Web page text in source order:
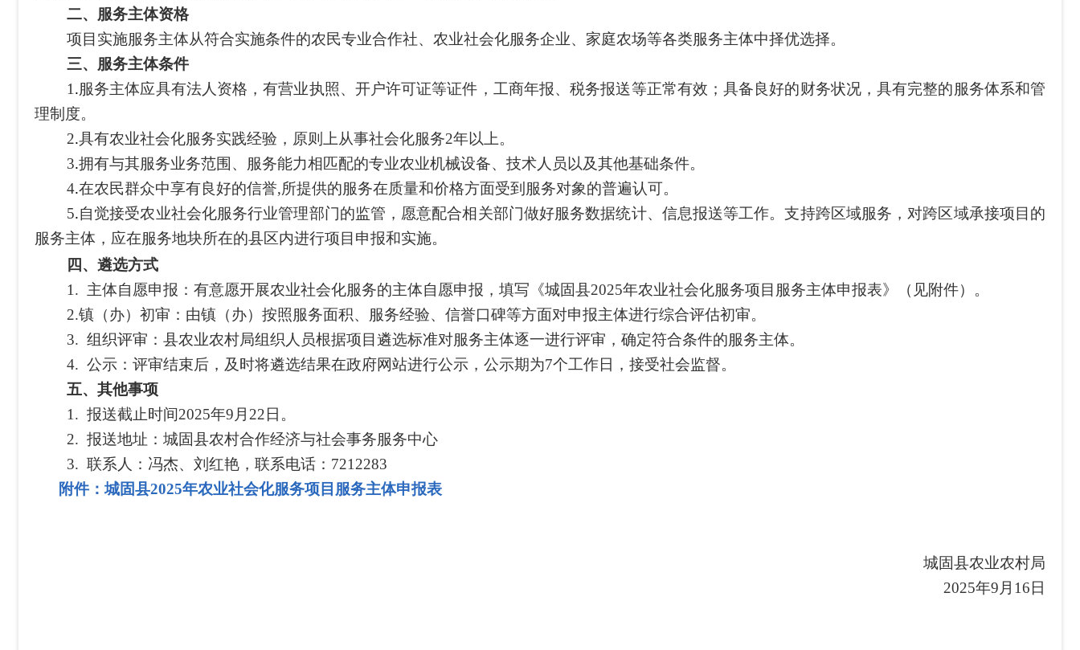
二、服务主体资格
项目实施服务主体从符合实施条件的农民专业合作社、农业社会化服务企业、家庭农场等各类服务主体中择优选择。
三、服务主体条件
1.服务主体应具有法人资格，有营业执照、开户许可证等证件，工商年报、税务报送等正常有效；具备良好的财务状况，具有完整的服务体系和管
理制度。
2.具有农业社会化服务实践经验，原则上从事社会化服务2年以上。
3.拥有与其服务业务范围、服务能力相匹配的专业农业机械设备、技术人员以及其他基础条件。
4.在农民群众中享有良好的信誉,所提供的服务在质量和价格方面受到服务对象的普遍认可。
5.自觉接受农业社会化服务行业管理部门的监管，愿意配合相关部门做好服务数据统计、信息报送等工作。支持跨区域服务，对跨区域承接项目的
服务主体，应在服务地块所在的县区内进行项目申报和实施。
四、遴选方式
1. 主体自愿申报：有意愿开展农业社会化服务的主体自愿申报，填写《城固县2025年农业社会化服务项目服务主体申报表》（见附件）。
2.镇（办）初审：由镇（办）按照服务面积、服务经验、信誉口碑等方面对申报主体进行综合评估初审。
3. 组织评审：县农业农村局组织人员根据项目遴选标准对服务主体逐一进行评审，确定符合条件的服务主体。
4. 公示：评审结束后，及时将遴选结果在政府网站进行公示，公示期为7个工作日，接受社会监督。
五、其他事项
1. 报送截止时间2025年9月22日。
2. 报送地址：城固县农村合作经济与社会事务服务中心
3. 联系人：冯杰、刘红艳，联系电话： 7212283
附件：城固县2025年农业社会化服务项目服务主体申报表
城固县农业农村局
2025年9月16日